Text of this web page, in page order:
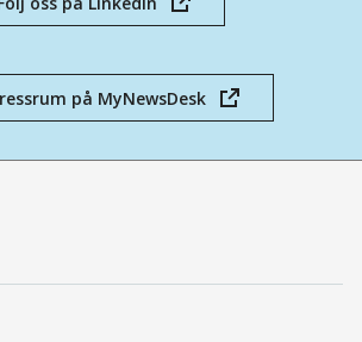
på MyNewsDesk